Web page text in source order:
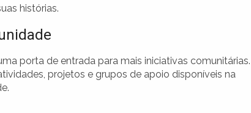
histórias.
porta de entrada para mais iniciativas comunitárias.
projetos e grupos de apoio disponíveis na